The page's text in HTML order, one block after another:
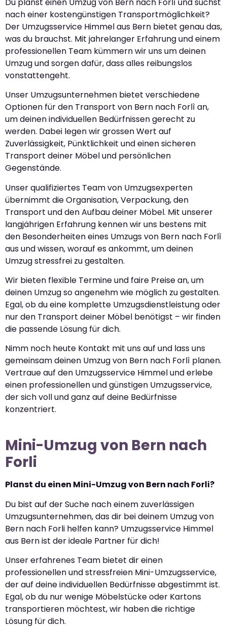
nach einer kostengünstigen Transportmöglichkeit?
Der Umzugsservice Himmel aus Bern bietet genau das,
was du brauchst. Mit jahrelanger Erfahrung und einem
professionellen Team kümmern wir uns um deinen
Umzug und sorgen dafür, dass alles reibungslos
vonstattengeht.
Unser Umzugsunternehmen bietet verschiedene
Optionen für den Transport von Bern nach Forlì an,
um deinen individuellen Bedürfnissen gerecht zu
werden. Dabei legen wir grossen Wert auf
Zuverlässigkeit, Pünktlichkeit und einen sicheren
Transport deiner Möbel und persönlichen
Gegenstände.
Unser qualifiziertes Team von Umzugsexperten
übernimmt die Organisation, Verpackung, den
Transport und den Aufbau deiner Möbel. Mit unserer
langjährigen Erfahrung kennen wir uns bestens mit
den Besonderheiten eines Umzugs von Bern nach Forlì
aus und wissen, worauf es ankommt, um deinen
Umzug stressfrei zu gestalten.
Wir bieten flexible Termine und faire Preise an, um
deinen Umzug so angenehm wie möglich zu gestalten.
Egal, ob du eine komplette Umzugsdienstleistung oder
nur den Transport deiner Möbel benötigst – wir finden
die passende Lösung für dich.
Nimm noch heute Kontakt mit uns auf und lass uns
gemeinsam deinen Umzug von Bern nach Forlì planen.
Vertraue auf den Umzugsservice Himmel und erlebe
einen professionellen und günstigen Umzugsservice,
der sich voll und ganz auf deine Bedürfnisse
konzentriert.
Mini-Umzug von Bern nach
Forli
Planst du einen Mini-Umzug von Bern nach Forli?
Du bist auf der Suche nach einem zuverlässigen
Umzugsunternehmen, das dir bei deinem Umzug von
Bern nach Forli helfen kann? Umzugsservice Himmel
aus Bern ist der ideale Partner für dich!
Unser erfahrenes Team bietet dir einen
professionellen und stressfreien Mini-Umzugsservice,
der auf deine individuellen Bedürfnisse abgestimmt ist.
Egal, ob du nur wenige Möbelstücke oder Kartons
transportieren möchtest, wir haben die richtige
Lösung für dich.